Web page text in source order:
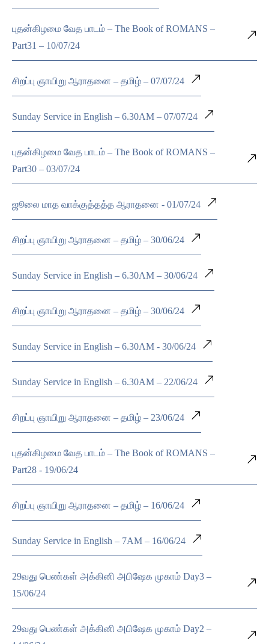
புதன்கிழமை வேத பாடம் – The Book of ROMANS –
Part31 – 10/07/24
சிறப்பு ஞாயிறு ஆராதனை – தமிழ் – 07/07/24
Sunday Service in English – 6.30AM – 07/07/24
புதன்கிழமை வேத பாடம் – The Book of ROMANS –
Part30 – 03/07/24
ஜூலை மாத வாக்குத்தத்த ஆராதனை - 01/07/24
சிறப்பு ஞாயிறு ஆராதனை – தமிழ் – 30/06/24
Sunday Service in English – 6.30AM – 30/06/24
சிறப்பு ஞாயிறு ஆராதனை – தமிழ் – 30/06/24
Sunday Service in English – 6.30AM - 30/06/24
Sunday Service in English – 6.30AM – 22/06/24
சிறப்பு ஞாயிறு ஆராதனை – தமிழ் – 23/06/24
புதன்கிழமை வேத பாடம் – The Book of ROMANS –
Part28 - 19/06/24
சிறப்பு ஞாயிறு ஆராதனை – தமிழ் – 16/06/24
Sunday Service in English – 7AM – 16/06/24
29வது பெண்கள் அக்கினி அபிஷேக முகாம் Day3 –
15/06/24
29வது பெண்கள் அக்கினி அபிஷேக முகாம் Day2 –